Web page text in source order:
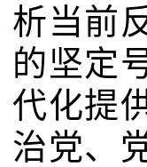
析当前
的坚定
代化提
治党、